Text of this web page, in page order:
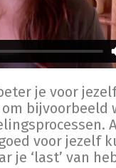
je voor
bijvoorbeeld
voor jezelf
je ‘last’ van